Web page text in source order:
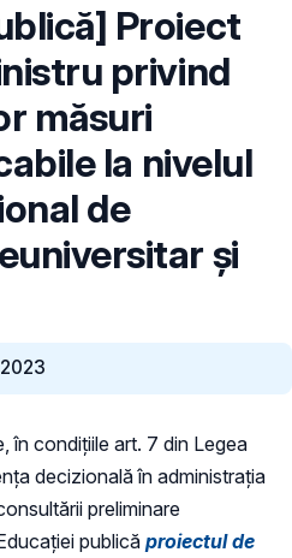
Proiect
privind
măsuri
la nivelul
de
și
în condiţiile art. 7 din Legea
decizională în administraţia
preliminare
publică proiectul de